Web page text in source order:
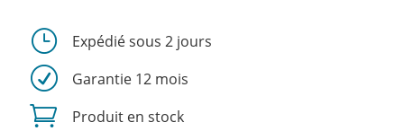
} Expédié sous 2 jours
R Garantie 12 mois
 Produit en stock